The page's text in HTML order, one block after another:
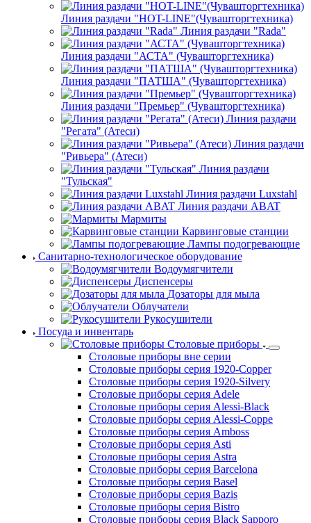
Линия раздачи "HOT-LINE"(Чувашторгтехника)
Линия раздачи "Rada"
Линия раздачи "АСТА" (Чувашторгтехника)
Линия раздачи "ПАТША" (Чувашторгтехника)
Линия раздачи "Премьер" (Чувашторгтехника)
Линия раздачи
"Регата" (Атеси)
Линия раздачи
"Ривьера" (Атеси)
Линия раздачи
"Тульская"
Линия раздачи Luxstahl
Линия раздачи ABAT
Мармиты
Карвинговые станции
Лампы подогревающие
Санитарно-технологическое оборудование
Водоумягчители
Диспенсеры
Дозаторы для мыла
Облучатели
Рукосушители
Посуда и инвентарь
Столовые приборы
Столовые приборы вне серии
Столовые приборы серия 1920-Copper
Столовые приборы серия 1920-Silvery
Столовые приборы серия Adele
Столовые приборы серия Alessi-Black
Столовые приборы серия Alessi-Coppe
Столовые приборы серия Amboss
Столовые приборы серия Asti
Столовые приборы серия Astra
Столовые приборы серия Barcelona
Столовые приборы серия Basel
Столовые приборы серия Bazis
Столовые приборы серия Bistro
Столовые приборы серия Black Sapporo